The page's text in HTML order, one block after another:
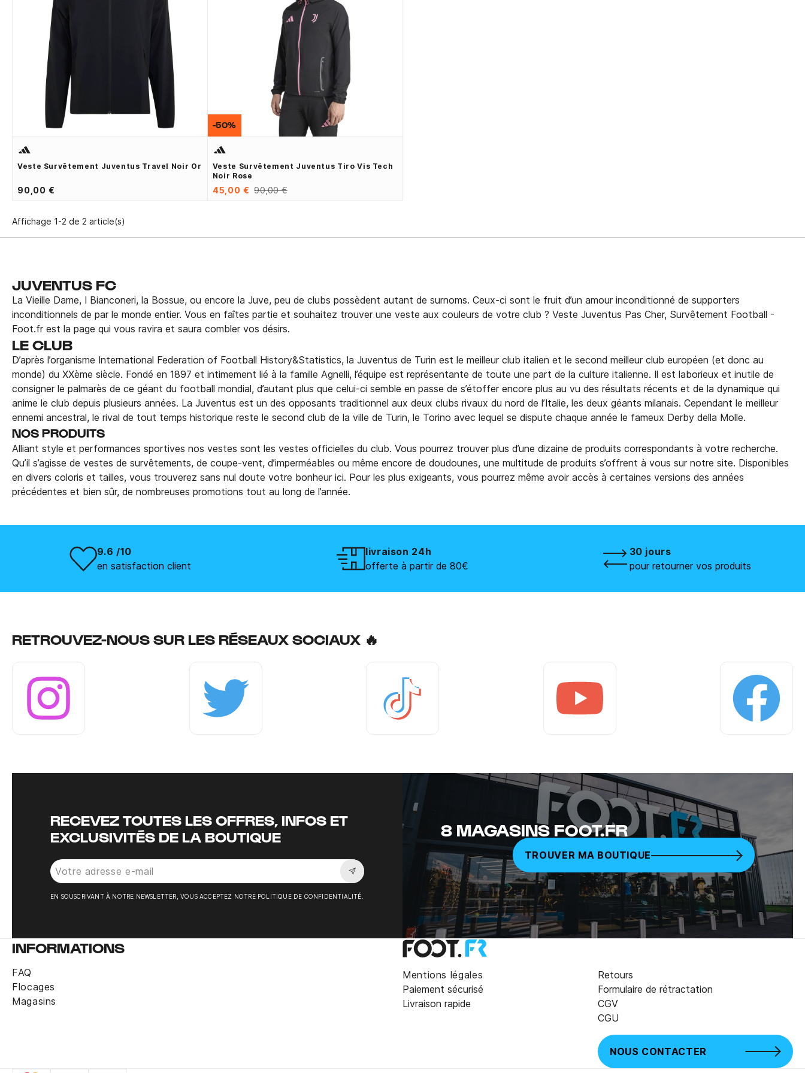
Veste Survêtement Juventus Travel Noir Or
90,00 €
Veste Survêtement Juventus Tiro Vis Tech
Noir Rose
45,00 € 90,00 €
-50%
Affichage 1-2 de 2 article(s)
JUVENTUS FC
La Vieille Dame, I Bianconeri, la Bossue, ou encore la Juve, peu de clubs possèdent autant de surnoms. Ceux-ci sont le fruit d’un amour inconditionné de supporters
inconditionnels de par le monde entier. Vous en faîtes partie et souhaitez trouver une veste aux couleurs de votre club ? Veste Juventus Pas Cher, Survêtement Football -
Foot.fr est la page qui vous ravira et saura combler vos désirs.
LE CLUB
D’après l’organisme International Federation of Football History&Statistics, la Juventus de Turin est le meilleur club italien et le second meilleur club européen (et donc au
monde) du XXème siècle. Fondé en 1897 et intimement lié à la famille Agnelli, l’équipe est représentante de toute une part de la culture italienne. Il est laborieux et inutile de
consigner le palmarès de ce géant du football mondial, d’autant plus que celui-ci semble en passe de s’étoffer encore plus au vu des résultats récents et de la dynamique qui
anime le club depuis plusieurs années. La Juventus est un des opposants traditionnel aux deux clubs rivaux du nord de l’Italie, les deux géants milanais. Cependant le meilleur
ennemi ancestral, le rival de tout temps historique reste le second club de la ville de Turin, le Torino avec lequel se dispute chaque année le fameux Derby della Molle.
NOS PRODUITS
Alliant style et performances sportives nos vestes sont les vestes officielles du club. Vous pourrez trouver plus d’une dizaine de produits correspondants à votre recherche.
Qu’il s’agisse de vestes de survêtements, de coupe-vent, d’imperméables ou même encore de doudounes, une multitude de produits s’offrent à vous sur notre site. Disponibles
en divers coloris et tailles, vous trouverez sans nul doute votre bonheur ici. Pour les plus exigeants, vous pourrez même avoir accès à certaines versions des années
précédentes et bien sûr, de nombreuses promotions tout au long de l’année.
9.6 /10
en satisfaction client
livraison 24h
offerte à partir de 80€
30 jours
pour retourner vos produits
RETROUVEZ-NOUS SUR LES RÉSEAUX SOCIAUX 🔥
RECEVEZ TOUTES LES OFFRES, INFOS ET
EXCLUSIVITÉS DE LA BOUTIQUE
Souscrire à la newsletter
EN SOUSCRIVANT À NOTRE NEWSLETTER, VOUS ACCEPTEZ NOTRE POLITIQUE DE CONFIDENTIALITÉ.
8 MAGASINS FOOT.FR
TROUVER MA BOUTIQUE
INFORMATIONS
FAQ
Flocages
Magasins
Mentions légales
Paiement sécurisé
Livraison rapide
Retours
Formulaire de rétractation
CGV
CGU
NOUS CONTACTER